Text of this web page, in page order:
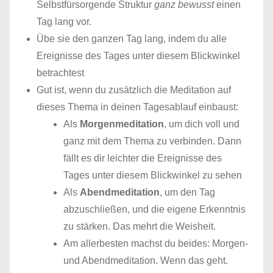
Selbstfürsorgende Struktur ganz bewussteinen
Tag lang vor.
Übe sie den ganzen Tag lang, indem du alle
Ereignisse des Tages unter diesem Blickwinkel
betrachtest
Gut ist, wenn du zusätzlich die Meditation auf
dieses Thema in deinen Tagesablauf einbaust:
Als Morgenmeditation, um dich voll und
ganz mit dem Thema zu verbinden. Dann
fällt es dir leichter die Ereignisse des
Tages unter diesem Blickwinkel zu sehen
Als Abendmeditation, um den Tag
abzuschließen, und die eigene Erkenntnis
zu stärken. Das mehrt die Weisheit.
Am allerbesten machst du beides: Morgen-
und Abendmeditation. Wenn das geht.